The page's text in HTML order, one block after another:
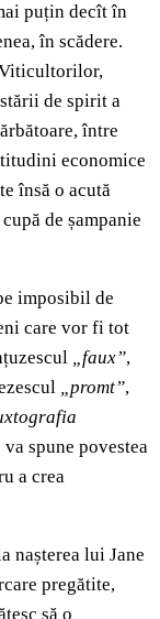
puțin decît în
în scădere.
de spirit a
între
economice
însă o acută
de șampanie
imposibil de
care vor fi tot
„faux”,
„promt”,
spune povestea
a crea
nașterea lui Jane
pregătite,
să o